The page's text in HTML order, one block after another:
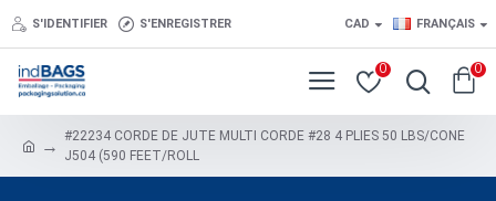
S'IDENTIFIER S'ENREGISTRER CAD FRANÇAIS
0 0
#22234 CORDE DE JUTE MULTI CORDE #28 4 PLIES 50 LBS/CONE
J504 (590 FEET/ROLL